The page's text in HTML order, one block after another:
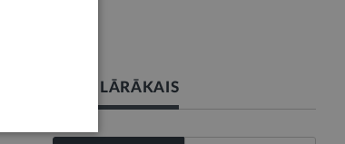
POPULĀRĀKAIS